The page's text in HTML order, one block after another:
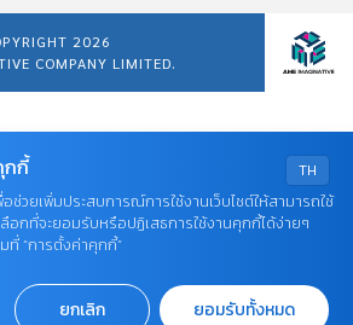
2026
COMPANY LIMITED.
TH
กกี้
อช่วยเพิ่มประสบการณ์การใช้งานเว็บไซต์ให้สามารถใช้
กที่จะยอมรับหรือปฏิเสธการใช้งานคุกกี้ได้ง่ายๆ
ที่ “การตั้งค่าคุกกี้”
ยกเลิก ยอมรับทั้งหมด